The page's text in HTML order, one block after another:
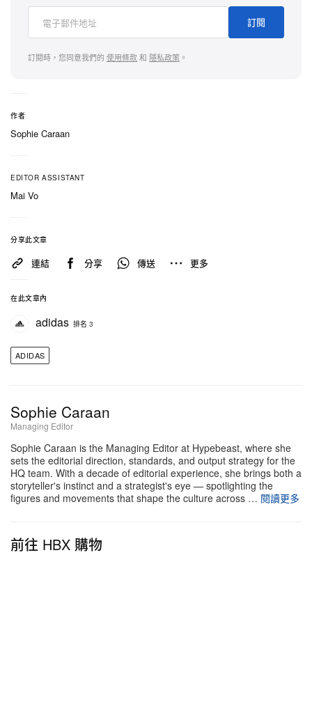
感與層次——既不同於黑色麂皮的霧面柔和，也有別
於藍色覆層的冷調反光，而是一種更溫暖、更刻意營
造的華麗感。鞋側金色「GAZELLE」字樣則進一步
supporter 文化的一次刻意致敬——呼應多年來在歐
洲各地球會球衣與看台上反覆出現的經典色調。
鞋面物料全面升級，膠底仍將「Snakeskin」拉回
處理之間的張力，成就了 Gazelle Indoor 持續不墜的
文化地位：它同時是性能檔案，也是時尚物件，而這
飾。
去數年 terrace 球場鞋風潮回歸之中，Gazelle Indoor
替上腳之間，存在感平均而鮮明。
訂閱
訂閱時，您同意我們的 使用條款和 隱私政策 。
作者
Sophie Caraan
EDITOR ASSISTANT
Mai Vo
分享此文章
連結 分享 傳送 更多
在此文章內
adidas 排名 3
ADIDAS
Sophie Caraan
Managing Editor
Sophie Caraan is the Managing Editor at Hypebeast, where she
sets the editorial direction, standards, and output strategy for the
HQ team. With a decade of editorial experience, she brings both a
storyteller's instinct and a strategist's eye — spotlighting the
figures and movements that shape the culture across … 閱讀更多
前往 HBX 購物